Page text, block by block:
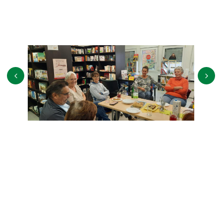
Diesmal findet anschließend an das Büchercafe ein Spieleabend statt (
ab 17:00 Uhr)